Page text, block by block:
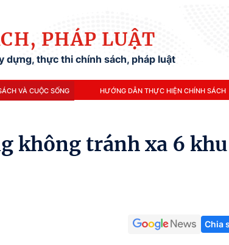
PHÁP LUẬT
dựng, thực thi chính sách, pháp luật
VÀ CUỘC SỐNG HƯỚNG DẪN THỰC HIỆN CHÍNH SÁCH
không tránh xa 6 khu
Chia